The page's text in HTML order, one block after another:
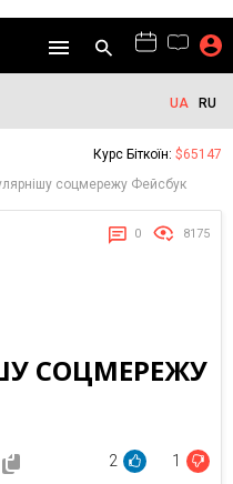
UA RU
Курс Біткоїн: $65147
соцмережу Фейсбук
0 8175
СОЦМЕРЕЖУ
2 1